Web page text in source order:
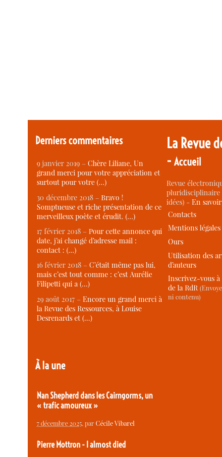
Derniers commentaires
9 janvier 2019 –Chère Liliane, Un
grand merci pour votre appréciation et
surtout pour votre (…)
30 décembre 2018 –Bravo !
Somptueuse et riche présentation de ce
merveilleux poète et érudit. (…)
17 février 2018 –Pour cette annonce qui
date, j’ai changé d’adresse mail :
contact : (…)
16 février 2018 –C’était même pas lui,
mais c’est tout comme : c’est Aurélie
Filipetti qui a (…)
29 août 2017 –Encore un grand merci à
la Revue des Ressources, à Louise
Desrenards et (…)
À la une
Nan Shepherd dans les Cairngorms, un
« trafic amoureux »
7 décembre 2025, parCécile Vibarel
Pierre Mottron - I almost died
La Revue
-Accueil
Revue
idées) -En
Contacts
Mentions légales
Ours
Utilisation des
d’auteurs
Inscrivez-vous
de la RdR
ni contenu)